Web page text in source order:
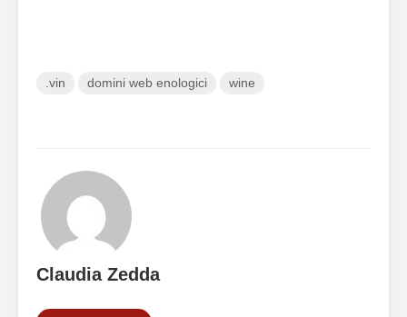
.vin domini web enologici wine
Claudia Zedda